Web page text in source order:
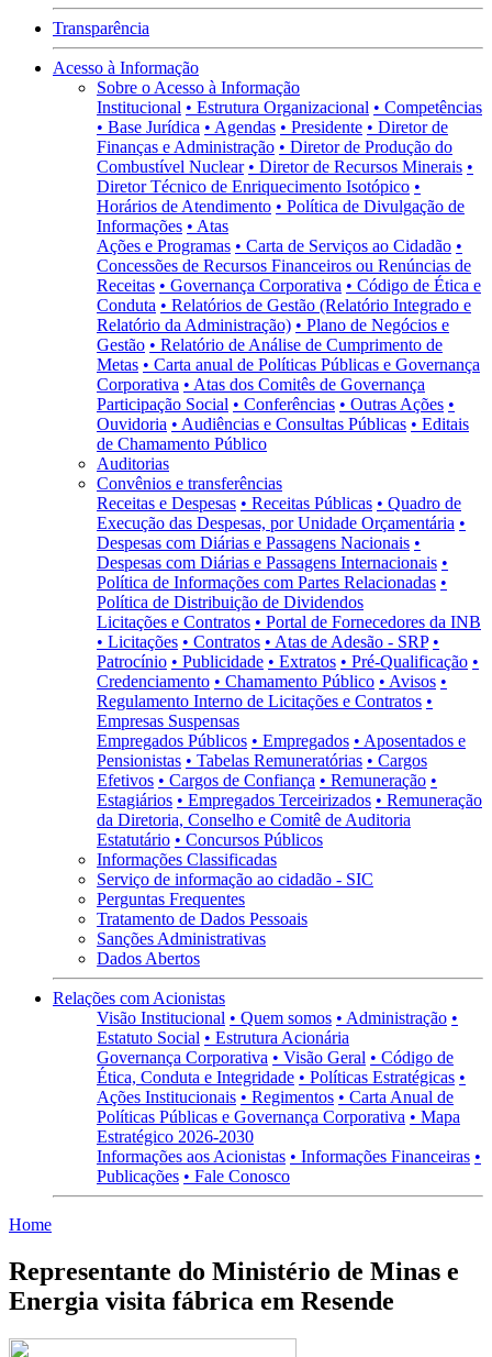
Transparência
Acesso à Informação
Sobre o Acesso à Informação
Institucional • Estrutura Organizacional • Competências
• Base Jurídica • Agendas • Presidente • Diretor de
Finanças e Administração • Diretor de Produção do
Combustível Nuclear • Diretor de Recursos Minerais •
Diretor Técnico de Enriquecimento Isotópico •
Horários de Atendimento • Política de Divulgação de
Informações • Atas
Ações e Programas • Carta de Serviços ao Cidadão •
Concessões de Recursos Financeiros ou Renúncias de
Receitas • Governança Corporativa • Código de Ética e
Conduta • Relatórios de Gestão (Relatório Integrado e
Relatório da Administração) • Plano de Negócios e
Gestão • Relatório de Análise de Cumprimento de
Metas • Carta anual de Políticas Públicas e Governança
Corporativa • Atas dos Comitês de Governança
Participação Social • Conferências • Outras Ações •
Ouvidoria • Audiências e Consultas Públicas • Editais
de Chamamento Público
Auditorias
Convênios e transferências
Receitas e Despesas • Receitas Públicas • Quadro de
Execução das Despesas, por Unidade Orçamentária •
Despesas com Diárias e Passagens Nacionais •
Despesas com Diárias e Passagens Internacionais •
Política de Informações com Partes Relacionadas •
Política de Distribuição de Dividendos
Licitações e Contratos • Portal de Fornecedores da INB
• Licitações • Contratos • Atas de Adesão - SRP •
Patrocínio • Publicidade • Extratos • Pré-Qualificação •
Credenciamento • Chamamento Público • Avisos •
Regulamento Interno de Licitações e Contratos •
Empresas Suspensas
Empregados Públicos • Empregados • Aposentados e
Pensionistas • Tabelas Remuneratórias • Cargos
Efetivos • Cargos de Confiança • Remuneração •
Estagiários • Empregados Terceirizados • Remuneração
da Diretoria, Conselho e Comitê de Auditoria
Estatutário • Concursos Públicos
Informações Classificadas
Serviço de informação ao cidadão - SIC
Perguntas Frequentes
Tratamento de Dados Pessoais
Sanções Administrativas
Dados Abertos
Relações com Acionistas
Visão Institucional • Quem somos • Administração •
Estatuto Social • Estrutura Acionária
Governança Corporativa • Visão Geral • Código de
Ética, Conduta e Integridade • Políticas Estratégicas •
Ações Institucionais • Regimentos • Carta Anual de
Políticas Públicas e Governança Corporativa • Mapa
Estratégico 2026-2030
Informações aos Acionistas • Informações Financeiras •
Publicações • Fale Conosco
Home
Representante do Ministério de Minas e
Energia visita fábrica em Resende